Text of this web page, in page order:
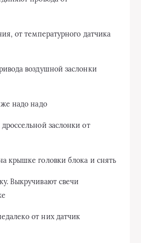
от температурного датчика
воздушной заслонки
надо надо
заслонки от
крышке головки блока и снять
Выкручивают свечи
от них датчик